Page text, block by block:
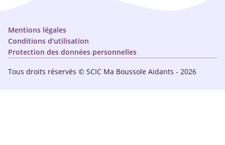
Tous droits réservés © SCIC Ma Boussole Aidants - 2026
Mentions légales
Conditions d'utilisation
Protection des données personnelles